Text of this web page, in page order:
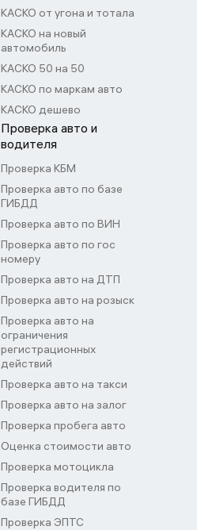
КАСКО от угона и тотала
КАСКО на новый
автомобиль
КАСКО 50 на 50
КАСКО по маркам авто
КАСКО дешево
Проверка авто и
водителя
Проверка КБМ
Проверка авто по базе
ГИБДД
Проверка авто по ВИН
Проверка авто по гос
номеру
Проверка авто на ДТП
Проверка авто на розыск
Проверка авто на
ограничения
регистрационных
действий
Проверка авто на такси
Проверка авто на залог
Проверка пробега авто
Оценка стоимости авто
Проверка мотоцикла
Проверка водителя по
базе ГИБДД
Проверка ЭПТС